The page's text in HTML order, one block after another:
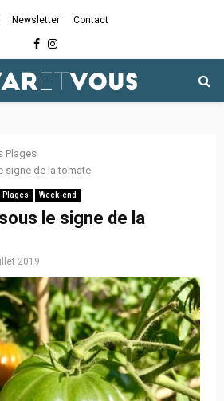
Newsletter Contact
Facebook
Instagram
Plages
signe de la tomate
Plages Week-end
le signe de la
2019